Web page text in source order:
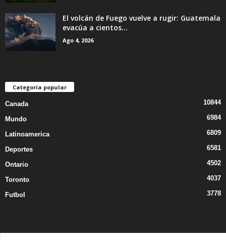
El volcán de Fuego vuelve a rugir: Guatemala
evacúa a cientos...
Ago 4, 2026
Categoría popular
Canada 10844
Mundo 6984
Latinoamerica 6809
Deportes 6581
Ontario 4502
Toronto 4037
Futbol 3778